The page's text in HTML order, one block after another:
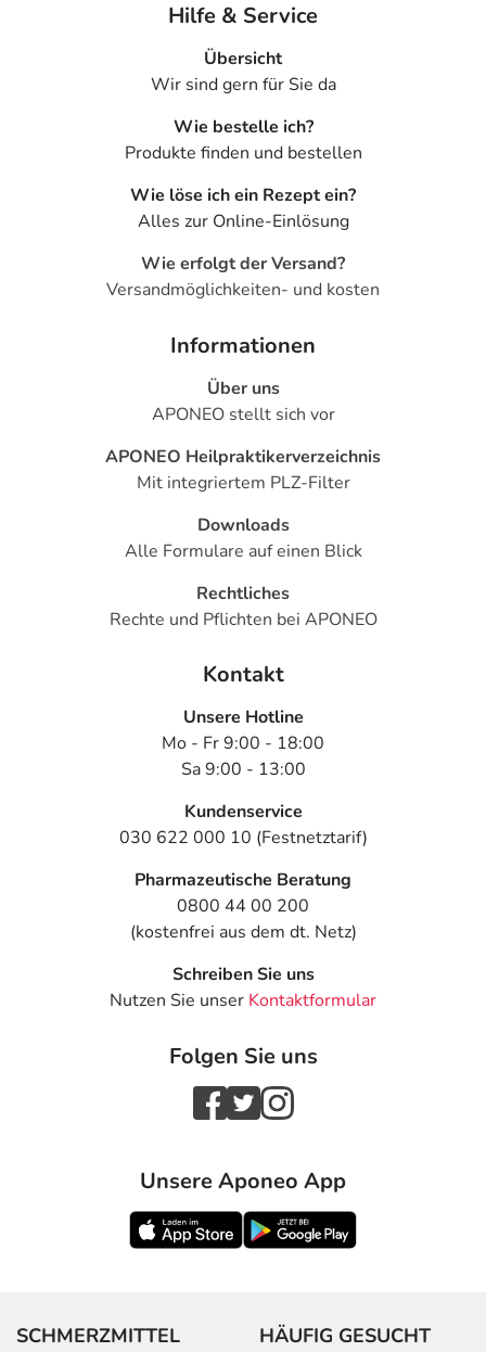
Hilfe & Service
Übersicht
Wir sind gern für Sie da
Wie bestelle ich?
Produkte finden und bestellen
Wie löse ich ein Rezept ein?
Alles zur Online-Einlösung
Wie erfolgt der Versand?
Versandmöglichkeiten- und kosten
Informationen
Über uns
APONEO stellt sich vor
APONEO Heilpraktikerverzeichnis
Mit integriertem PLZ-Filter
Downloads
Alle Formulare auf einen Blick
Rechtliches
Rechte und Pflichten bei APONEO
Kontakt
Unsere Hotline
Mo - Fr 9:00 - 18:00
Sa 9:00 - 13:00
Kundenservice
030 622 000 10 (Festnetztarif)
Pharmazeutische Beratung
0800 44 00 200
(kostenfrei aus dem dt. Netz)
Schreiben Sie uns
Nutzen Sie unser Kontaktformular
Folgen Sie uns
Unsere Aponeo App
SCHMERZMITTEL HÄUFIG GESUCHT